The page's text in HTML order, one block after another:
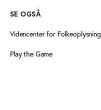
SE OGSÅ
Videncenter for Folkeoplysning
Play the Game